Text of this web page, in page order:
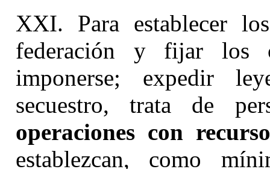
XXI. Para establecer
federación y fijar los
imponerse; expedir
secuestro, trata de
operaciones con
establezcan, como